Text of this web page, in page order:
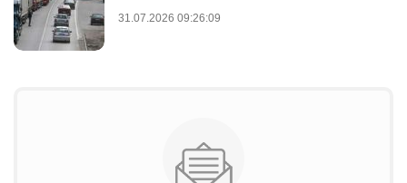
31.07.2026 09:26:09